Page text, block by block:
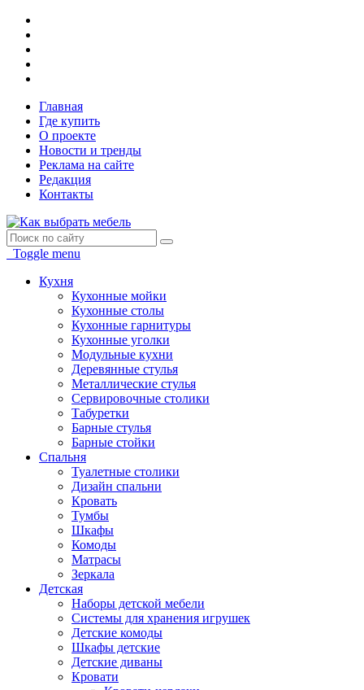
Главная
Где купить
О проекте
Новости и тренды
Реклама на сайте
Редакция
Контакты
Toggle menu
Кухня
Кухонные мойки
Кухонные столы
Кухонные гарнитуры
Кухонные уголки
Модульные кухни
Деревянные стулья
Металлические стулья
Сервировочные столики
Табуретки
Барные стулья
Барные стойки
Спальня
Туалетные столики
Дизайн спальни
Кровать
Тумбы
Шкафы
Комоды
Матрасы
Зеркала
Детская
Наборы детской мебели
Системы для хранения игрушек
Детские комоды
Шкафы детские
Детские диваны
Кровати